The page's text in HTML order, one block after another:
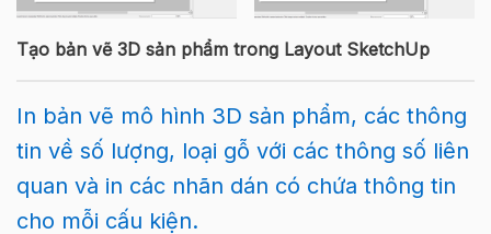
Tạo bản vẽ 3D sản phẩm trong Layout SketchUp
In bản vẽ mô hình 3D sản phẩm, các thông
tin về số lượng, loại gỗ với các thông số liên
quan và in các nhãn dán có chứa thông tin
cho mỗi cấu kiện.